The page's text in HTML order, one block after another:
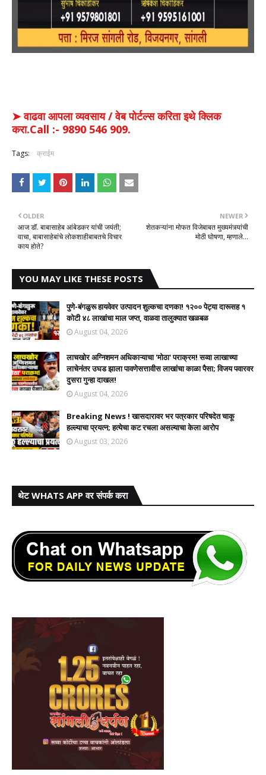
➤ वाढवा आपला व्यवसाय / वेब पोर्टल्स करिता इथे क्लिक
करा.Call :- 9890 546 909.
Tags: क्राईम
NEWER
शेतकऱ्यांना मोफत विजेबाबत मुख्यमंत्र्यांची
मोठी घोषणा, म्हणाले...
OLDER
आज डॉ. बाबासाहेब आंबेडकर यांची जयंती;
वाचा, बाबासाहेबांचे लोकशाहीबाबतचे विचार
काय होते?
YOU MAY LIKE THESE POSTS
पुणे-बंगळुरू हायवेवर उत्पादन शुल्कचा दणका! १२०० पेट्या दारूसह १
कोटी ४८ लाखांचा माल जप्त, वाळवा तालुक्यात खळबळ
August 04, 2026
लाचखोर अग्निशमन अधिकाऱ्याचा 'मोठा' पराक्रम! सव्वा लाखाच्या
लाचेनंतर उघड झाला पावणेसत्तावीस लाखांचा काळा पैसा; विजय पवारवर
दुसरा गुन्हा दाखल!​
August 04, 2026
Breaking News ! खासदारावर भर पत्रकार परिषदेत चाकू
हल्ल्याचा प्रयत्न; हत्येचा कट रचला असल्याचा केला आरोप
August 03, 2026
थेट WHATS APP वर संपर्क करा